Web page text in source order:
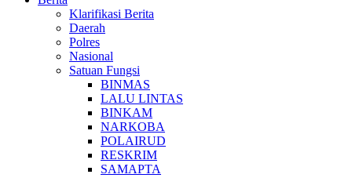
Klarifikasi Berita
Daerah
Polres
Nasional
Satuan Fungsi
BINMAS
LALU LINTAS
BINKAM
NARKOBA
POLAIRUD
RESKRIM
SAMAPTA